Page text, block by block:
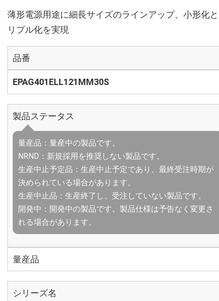
薄形電源用途に細長サイズのラインアップ、小形化
リプル化を実現
品番
EPAG401ELL121MM30S
製品ステータス
量産品：量産中の製品です。
NRND：新規採用を推奨しない製品です。
生産中止予定品：生産中止予定であり、最終受注時期が
決められている場合があります。
生産中止品：生産終了し、受注していない製品です。
開発中：開発中の製品です。製品仕様は予告なく変更さ
れる場合があります。
量産品
シリーズ名